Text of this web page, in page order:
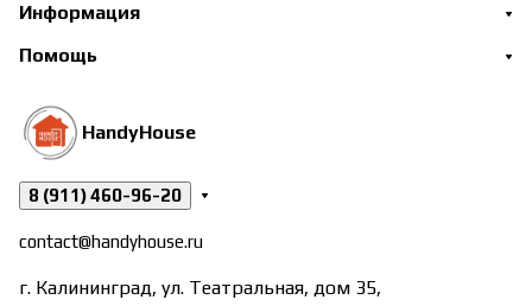
Информация
Помощь
HandyHouse
8 (911) 460-96-20
contact@handyhouse.ru
г. Калининград, ул. Театральная, дом 35,